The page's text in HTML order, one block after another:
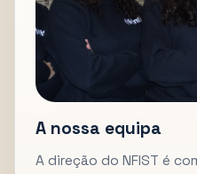
A nossa equipa
A direção do NFIST é